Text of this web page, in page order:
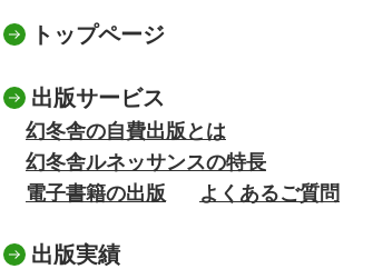
トップページ
出版サービス
幻冬舎の自費出版とは
幻冬舎ルネッサンスの特長
電子書籍の出版
よくあるご質問
出版実績